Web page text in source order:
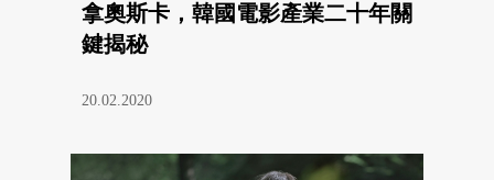
拿奧斯卡，韓國電影產業二十年關
鍵揭秘
20.02.2020